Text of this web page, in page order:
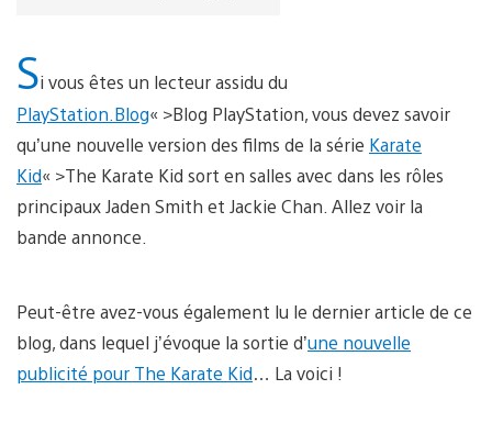
Si vous êtes un lecteur assidu du
PlayStation.Blog« >Blog PlayStation, vous devez savoir
qu’une nouvelle version des films de la série Karate
Kid« >The Karate Kid sort en salles avec dans les rôles
principaux Jaden Smith et Jackie Chan. Allez voir la
bande annonce.
Peut-être avez-vous également lu le dernier article de ce
blog, dans lequel j’évoque la sortie d’une nouvelle
publicité pour The Karate Kid… La voici !